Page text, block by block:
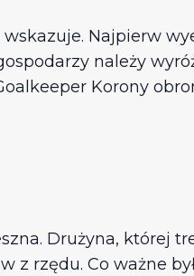
Najpierw
należy
Korony
Drużyna, której
z rzędu. Co ważne